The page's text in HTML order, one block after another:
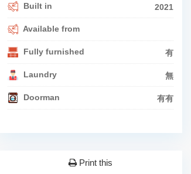
Built in 2021
Available from
Fully furnished 有
Laundry 無
Doorman 有有
Print this